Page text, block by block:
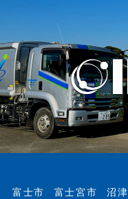
富士市 富士宮市 沼